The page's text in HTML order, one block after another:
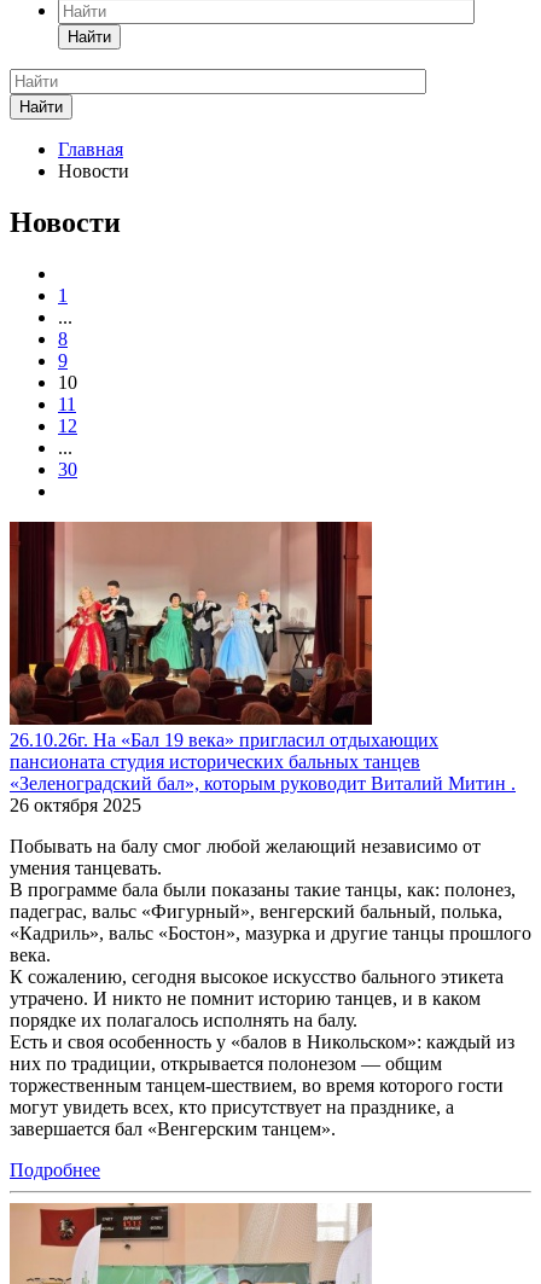
Найти
Найти
Главная
Новости
Новости
1
...
8
9
10
11
12
...
30
26.10.26г. На «Бал 19 века» пригласил отдыхающих
пансионата студия исторических бальных танцев
«Зеленоградский бал», которым руководит Виталий Митин .
26 октября 2025
Побывать на балу смог любой желающий независимо от
умения танцевать.
В программе бала были показаны такие танцы, как: полонез,
падеграс, вальс «Фигурный», венгерский бальный, полька,
«Кадриль», вальс «Бостон», мазурка и другие танцы прошлого
века.
К сожалению, сегодня высокое искусство бального этикета
утрачено. И никто не помнит историю танцев, и в каком
порядке их полагалось исполнять на балу.
Есть и своя особенность у «балов в Никольском»: каждый из
них по традиции, открывается полонезом — общим
торжественным танцем-шествием, во время которого гости
могут увидеть всех, кто присутствует на празднике, а
завершается бал «Венгерским танцем».
Подробнее